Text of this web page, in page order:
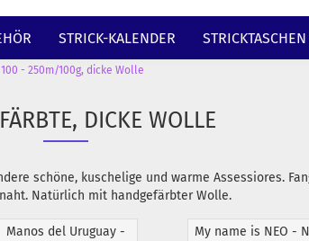
STRICK-KALENDER STRICKTASCHEN
100 - 250m/100g, dicke Wolle
DICKE WOLLE
schöne, kuschelige und warme Assessiores.
Natürlich mit handgefärbter Wolle.
Manos del Uruguay -
My name is NEO -